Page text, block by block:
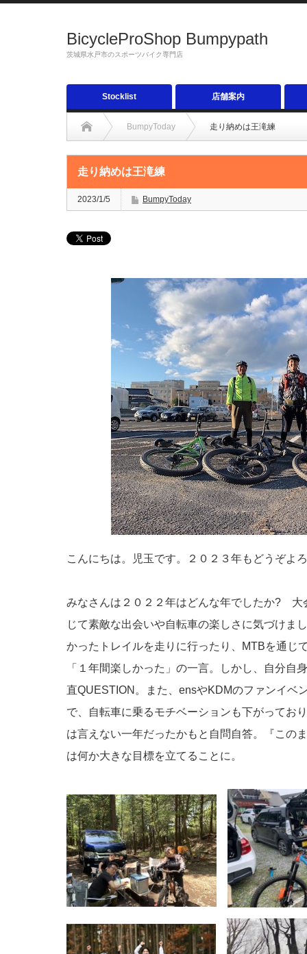
BicycleProShop Bumpypath
茨城県水戸市のスポーツバイク専門店
Stocklist 店舗案内
BumpyToday 走り納めは王滝練
走り納めは王滝練
2023/1/5 BumpyToday
こんにちは。児玉です。２０２３年もどうぞよ
みなさんは２０２２年はどんな年でしたか? 大
じて素敵な出会いや自転車の楽しさに気づけ
かったトレイルを走りに行ったり、MTBを通じ
「１年間楽しかった」の一言。しかし、自分自
直QUESTION。また、ensやKDMのファンイベ
で、自転車に乗るモチベーションも下がってお
は言えない一年だったかもと自問自答。『この
は何か大きな目標を立てることに。